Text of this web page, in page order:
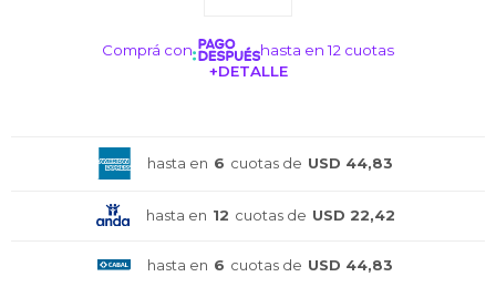
Comprá con
hasta en 12 cuotas
+DETALLE
hasta en 6 cuotas de USD 44,83
hasta en 12 cuotas de USD 22,42
hasta en 6 cuotas de USD 44,83